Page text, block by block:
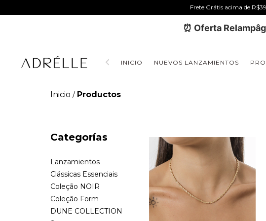
Frete Grátis acima de
⏰ Oferta
INICIO NUEVOS LANZAMIENTOS
Inicio / Productos
Categorías
Lanzamientos
Clássicas Essenciais
Coleção NOIR
Coleção Form
DUNE COLLECTION